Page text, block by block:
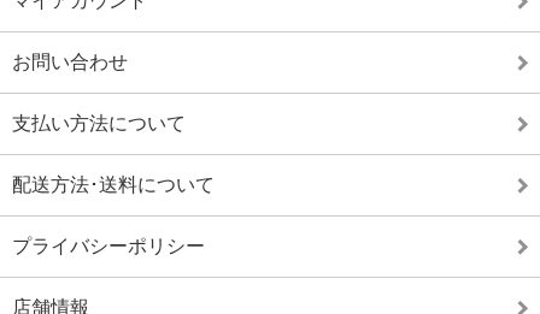
お問い合わせ
支払い方法について
配送方法･送料について
プライバシーポリシー
店舗情報